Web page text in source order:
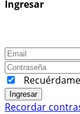
Ingresar
Recuérdame
Ingresar
Recordar